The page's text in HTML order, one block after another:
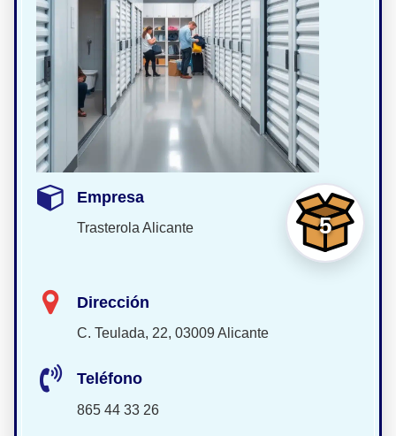
5
Empresa
Trasterola Alicante
Dirección
C. Teulada, 22, 03009 Alicante
Teléfono
865 44 33 26